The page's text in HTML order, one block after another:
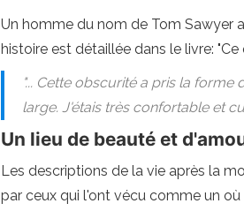
Un homme du nom de Tom Sawyer
histoire est détaillée dans le livre:
"... Cette obscurité a pris la
large. J'étais très confortable et
Un lieu de beauté et
Les descriptions de la vie après la
par ceux qui l'ont vécu comme un